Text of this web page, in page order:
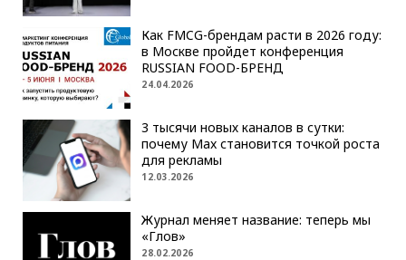
Как FMCG-брендам расти в 2026 году:
в Москве пройдет конференция
RUSSIAN FOOD-БРЕНД
24.04.2026
3 тысячи новых каналов в сутки:
почему Max становится точкой роста
для рекламы
12.03.2026
Журнал меняет название: теперь мы
«Глов»
28.02.2026